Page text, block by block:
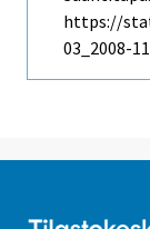
https://
03_2008-